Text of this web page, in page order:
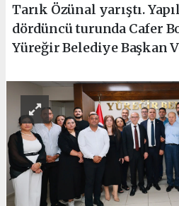
Tarık Özünal yarıştı.
dördüncü turunda Cafer
Yüreğir Belediye Başkan